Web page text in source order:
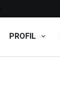
PROFIL